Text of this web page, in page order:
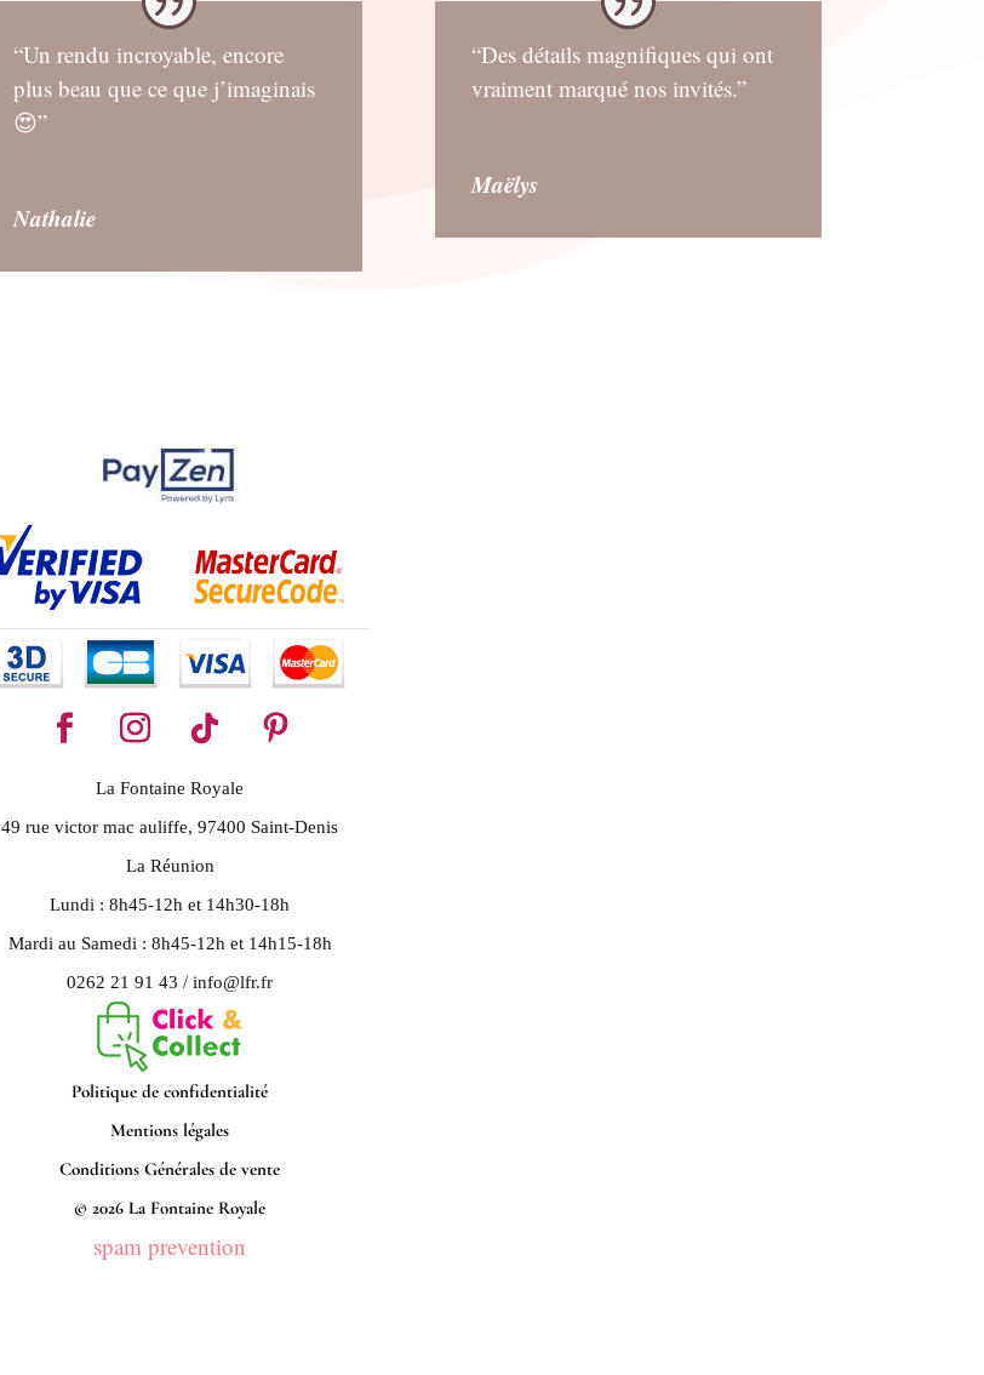
“Un rendu incroyable, encore
plus beau que ce que j’imaginais
😍”
Nathalie
“Des détails magnifiques qui ont
vraiment marqué nos invités.”
Maëlys
La Fontaine Royale
49 rue victor mac auliffe, 97400 Saint-Denis
La Réunion
Lundi : 8h45-12h et 14h30-18h
Mardi au Samedi : 8h45-12h et 14h15-18h
0262 21 91 43 / info@lfr.fr
Politique de confidentialité
Mentions légales
Conditions Générales de vente
© 2026 La Fontaine Royale
spam prevention